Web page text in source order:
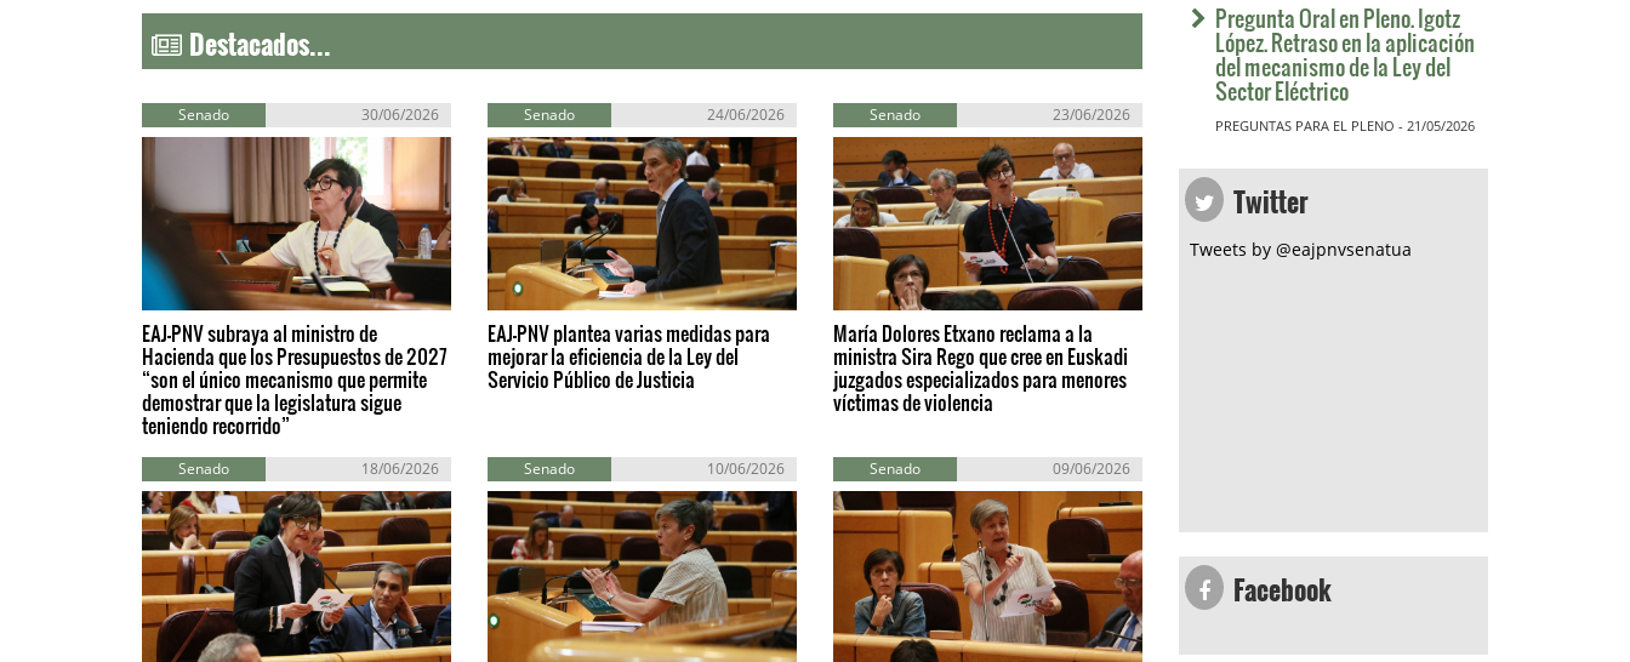
Destacados...
Senado 30/06/2026
EAJ-PNV subraya al ministro de
Hacienda que los Presupuestos de 2027
“son el único mecanismo que permite
demostrar que la legislatura sigue
teniendo recorrido”
Senado 24/06/2026
EAJ-PNV plantea varias medidas para
mejorar la eficiencia de la Ley del
Servicio Público de Justicia
Senado 23/06/2026
María Dolores Etxano reclama a la
ministra Sira Rego que cree en Euskadi
juzgados especializados para menores
víctimas de violencia
Senado 18/06/2026 Senado 10/06/2026 Senado 09/06/2026
Pregunta Oral en Pleno. Igotz
López. Retraso en la aplicación
del mecanismo de la Ley del
Sector Eléctrico
PREGUNTAS PARA EL PLENO - 21/05/2026
Twitter
Tweets by @eajpnvsenatua
Facebook